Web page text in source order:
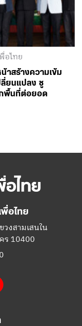
อไทย
าสร้างความเข้ม
ลี่ยนแปลง ชู
กพื้นที่ต่อยอด
อไทย
งสามเสนใน
ร 10400